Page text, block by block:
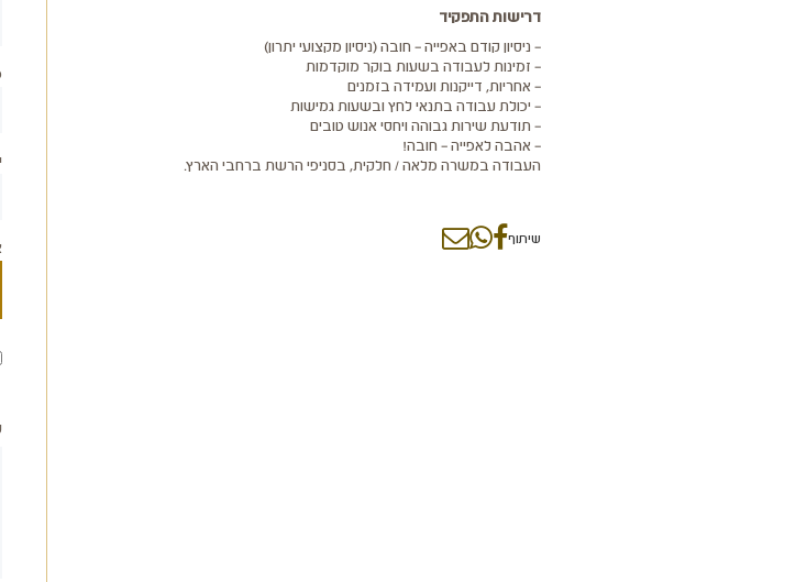
דרישות התפקיד
– ניסיון קודם באפייה – חובה (ניסיון מקצועי יתרון)
– זמינות לעבודה בשעות בוקר מוקדמות
– אחריות, דייקנות ועמידה בזמנים
– יכולת עבודה בתנאי לחץ ובשעות גמישות
– תודעת שירות גבוהה ויחסי אנוש טובים
– אהבה לאפייה – חובה!
העבודה במשרה מלאה / חלקית, בסניפי הרשת ברחבי הארץ.
שיתוף